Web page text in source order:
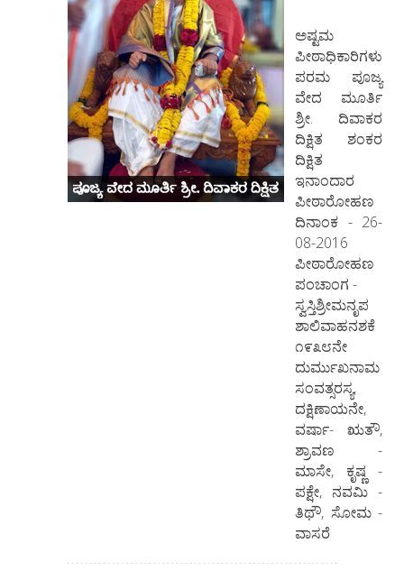
ಅಷ್ಟಮ
ಪೀಠಾಧಿಕಾರಿಗಳು
ಪರಮ ಪೂಜ್ಯ
ವೇದ ಮೂರ್ತಿ
ಶ್ರೀ. ದಿವಾಕರ
ದಿಕ್ಷಿತ ಶಂಕರ
ದಿ‌ಕ್ಷಿತ
ಇನಾಂದಾರ
ಪೀಠಾರೋಹಣ
ದಿನಾಂಕ - 26-
08-2016
ಪೀಠಾರೋಹಣ
ಪಂಚಾಂಗ -
ಸ್ವಸ್ತಿಶ್ರೀಮನೃಪ
ಶಾಲಿವಾಹನಶಕೆ
೧೯೩೮ನೇ
ದುರ್ಮುಖನಾಮ
ಸಂವತ್ಸರಸ್ಯ,
ದಕ್ಷಿಣಾಯನೇ,
ವರ್ಷಾ- ಋತೌ,
ಶ್ರಾವಣ -
ಮಾಸೇ, ಕೃಷ್ಣ -
ಪಕ್ಷೇ, ನವಮಿ -
ತಿಥೌ, ಸೋಮ -
ವಾಸರೆ